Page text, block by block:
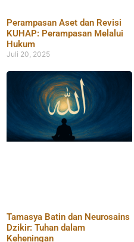
Perampasan Aset dan Revisi
KUHAP: Perampasan Melalui
Hukum
Juli 20, 2025
Tamasya Batin dan Neurosains
Dzikir: Tuhan dalam
Keheningan